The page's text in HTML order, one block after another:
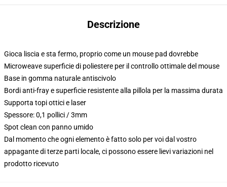
Descrizione
Gioca liscia e sta fermo, proprio come un mouse pad dovrebbe
Microweave superficie di poliestere per il controllo ottimale del mouse
Base in gomma naturale antiscivolo
Bordi anti-fray e superficie resistente alla pillola per la massima durata
Supporta topi ottici e laser
Spessore: 0,1 pollici / 3mm
Spot clean con panno umido
Dal momento che ogni elemento è fatto solo per voi dal vostro
appagante di terze parti locale, ci possono essere lievi variazioni nel
prodotto ricevuto